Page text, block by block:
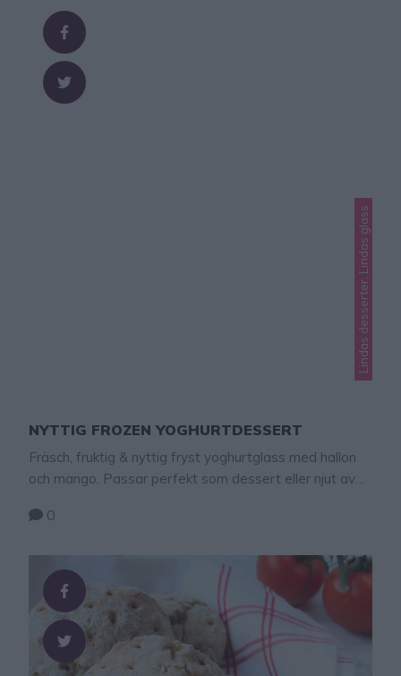
Servera gärna med en klick vaniljsås eller glass.
HALLONKLADDKAKA ca 12 bitar 150 g smör 2 ¾ dl …
Lindas desserter, Lindas glass
NYTTIG FROZEN YOGHURTDESSERT
Fräsch, fruktig & nyttig fryst yoghurtglass med hallon
och mango. Passar perfekt som dessert eller njut av
utan tillsatt socker! Nyttig frozen yoghurtdessert
vaniljyoghurt) ca 150 g frysta hallon Mangoglass: 2 dl
mild yoghurt naturell (eller vaniljyoghurt) …
0